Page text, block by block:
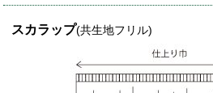
スカラップ(共生地フリル)